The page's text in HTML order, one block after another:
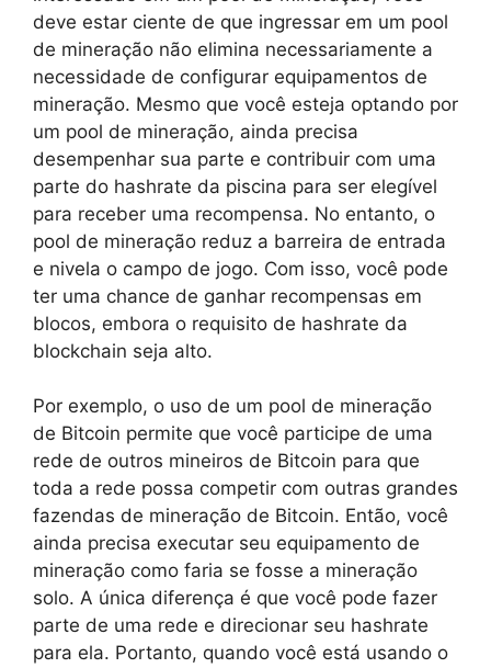
deve estar ciente de que ingressar em um pool
de mineração não elimina necessariamente a
necessidade de configurar equipamentos de
mineração. Mesmo que você esteja optando por
um pool de mineração, ainda precisa
desempenhar sua parte e contribuir com uma
parte do hashrate da piscina para ser elegível
para receber uma recompensa. No entanto, o
pool de mineração reduz a barreira de entrada
e nivela o campo de jogo. Com isso, você pode
ter uma chance de ganhar recompensas em
blocos, embora o requisito de hashrate da
blockchain seja alto.
Por exemplo, o uso de um pool de mineração
de Bitcoin permite que você participe de uma
rede de outros mineiros de Bitcoin para que
toda a rede possa competir com outras grandes
fazendas de mineração de Bitcoin. Então, você
ainda precisa executar seu equipamento de
mineração como faria se fosse a mineração
solo. A única diferença é que você pode fazer
parte de uma rede e direcionar seu hashrate
para ela. Portanto, quando você está usando o